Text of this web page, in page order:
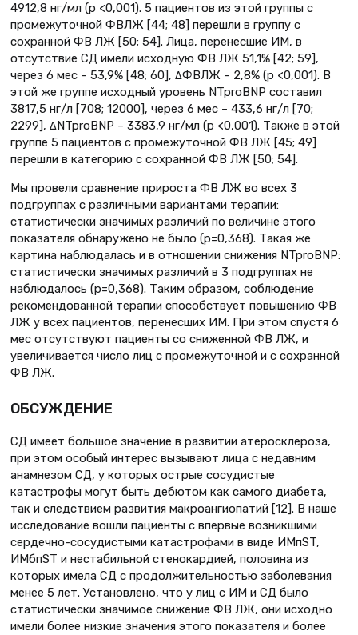
4912,8 нг/мл (р <0,001). 5 пациентов из этой группы с
промежуточной ФВЛЖ [44; 48] перешли в группу с
сохранной ФВ ЛЖ [50; 54]. Лица, перенесшие ИМ, в
отсутствие СД имели исходную ФВ ЛЖ 51,1% [42; 59],
через 6 мес – 53,9% [48; 60], ΔФВЛЖ – 2,8% (р <0,001). В
этой же группе исходный уровень NTproBNP составил
3817,5 нг/л [708; 12000], через 6 мес – 433,6 нг/л [70;
2299], ΔNTproBNP – 3383,9 нг/мл (р <0,001). Также в этой
группе 5 пациентов с промежуточной ФВ ЛЖ [45; 49]
перешли в категорию с сохранной ФВ ЛЖ [50; 54].
Мы провели сравнение прироста ФВ ЛЖ во всех 3
подгруппах с различными вариантами терапии:
статистически значимых различий по величине этого
показателя обнаружено не было (р=0,368). Такая же
картина наблюдалась и в отношении снижения NTproBNP:
статистически значимых различий в 3 подгруппах не
наблюдалось (р=0,368). Таким образом, соблюдение
рекомендованной терапии способствует повышению ФВ
ЛЖ у всех пациентов, перенесших ИМ. При этом спустя 6
мес отсутствуют пациенты со сниженной ФВ ЛЖ, и
увеличивается число лиц с промежуточной и с сохранной
ФВ ЛЖ.
ОБСУЖДЕНИЕ
СД имеет большое значение в развитии атеросклероза,
при этом особый интерес вызывают лица с недавним
анамнезом СД, у которых острые сосудистые
катастрофы могут быть дебютом как самого диабета,
так и следствием развития макроангиопатий [12]. В наше
исследование вошли пациенты с впервые возникшими
сердечно-сосудистыми катастрофами в виде ИМпST,
ИМбпST и нестабильной стенокардией, половина из
которых имела СД с продолжительностью заболевания
менее 5 лет. Установлено, что у лиц с ИМ и СД было
статистически значимое снижение ФВ ЛЖ, они исходно
имели более низкие значения этого показателя и более